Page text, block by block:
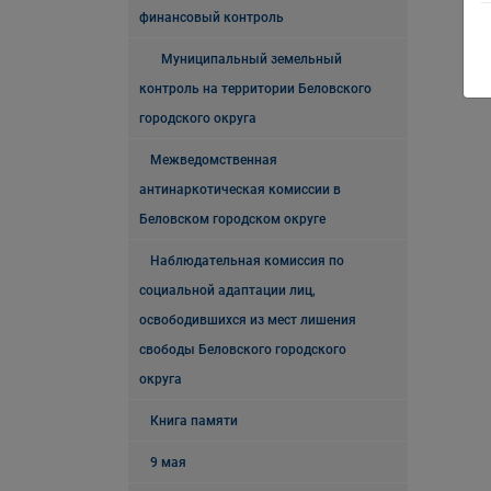
финансовый контроль
Муниципальный земельный
контроль на территории Беловского
городского округа
Межведомственная
антинаркотическая комиссии в
Беловском городском округе
Наблюдательная комиссия по
социальной адаптации лиц,
освободившихся из мест лишения
свободы Беловского городского
округа
Книга памяти
9 мая